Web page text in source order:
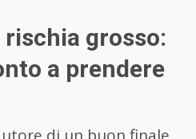
grosso:
a prendere